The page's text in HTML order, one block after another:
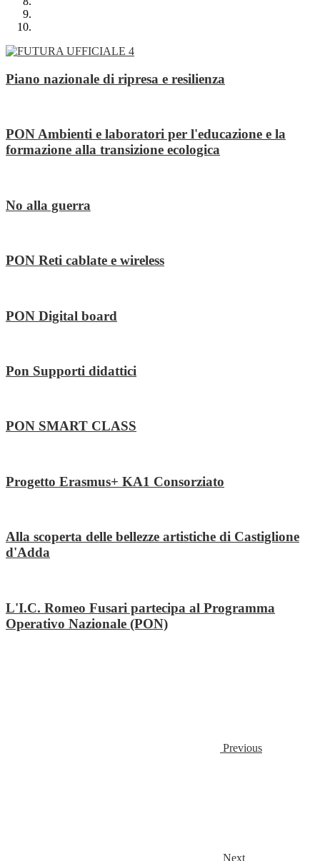
Piano nazionale di ripresa e resilienza
PON Ambienti e laboratori per l'educazione e la
formazione alla transizione ecologica
No alla guerra
PON Reti cablate e wireless
PON Digital board
Pon Supporti didattici
PON SMART CLASS
Progetto Erasmus+ KA1 Consorziato
Alla scoperta delle bellezze artistiche di Castiglione
d'Adda
L'I.C. Romeo Fusari partecipa al Programma
Operativo Nazionale (PON)
Previous
Next